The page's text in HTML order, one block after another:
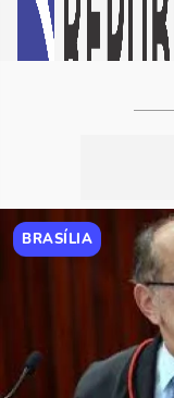
BRASÍLIA